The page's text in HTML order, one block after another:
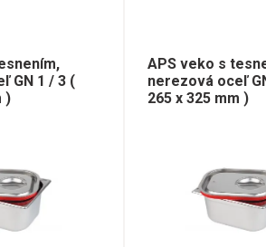
GN 1 / 3 (
)
APS veko s
nerezová oceľ
265 x 325 mm )